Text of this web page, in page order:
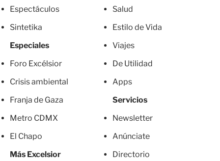
Espectáculos
Sintetika
Especiales
Foro Excélsior
Crisis ambiental
Franja de Gaza
Metro CDMX
El Chapo
Más Excelsior
Salud
Estilo de Vida
Viajes
De Utilidad
Apps
Servicios
Newsletter
Anúnciate
Directorio